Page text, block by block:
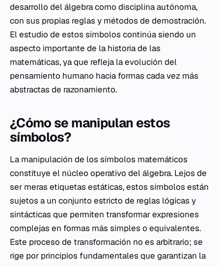
desarrollo del álgebra como disciplina autónoma,
con sus propias reglas y métodos de demostración.
El estudio de estos símbolos continúa siendo un
aspecto importante de la historia de las
matemáticas, ya que refleja la evolución del
pensamiento humano hacia formas cada vez más
abstractas de razonamiento.
¿Cómo se manipulan estos
símbolos?
La manipulación de los símbolos matemáticos
constituye el núcleo operativo del álgebra. Lejos de
ser meras etiquetas estáticas, estos símbolos están
sujetos a un conjunto estricto de reglas lógicas y
sintácticas que permiten transformar expresiones
complejas en formas más simples o equivalentes.
Este proceso de transformación no es arbitrario; se
rige por principios fundamentales que garantizan la